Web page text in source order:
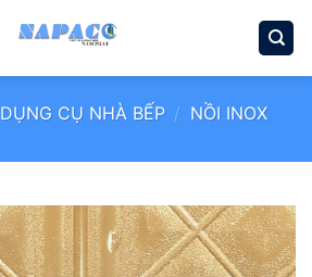
DỤNG CỤ NHÀ BẾP / NỒI INOX